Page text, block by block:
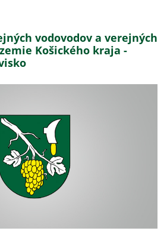
vodovodov a verejných
Košického kraja -